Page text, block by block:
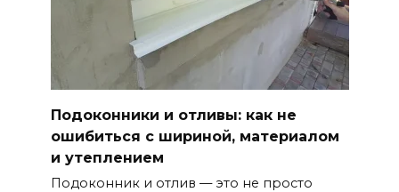
Подоконники и отливы: как не
ошибиться с шириной, материалом
и утеплением
Подоконник и отлив — это не просто